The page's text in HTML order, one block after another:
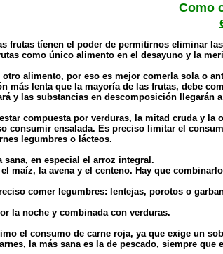
Como
frutas tíenen el poder de permitirnos eliminar
como único alimento en el desayuno y la
otro alimento, por eso es mejor comerla sola o
más lenta que la mayoría de las frutas, debe
y las substancias en descomposición llegarán
compuesta por verduras, la mitad cruda y la
ensalada. Es preciso limitar el
legumbres o lácteos.
sana, en especial el arroz integral.
maíz, la avena y el centeno. Hay que
comer legumbres: lentejas, porotos o
la noche y combinada con verduras.
el consumo de carne roja, ya que exige un
la más sana es la de pescado, siempre